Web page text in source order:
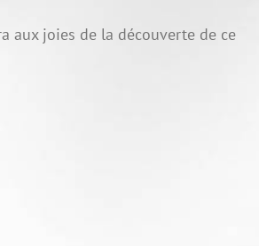
aux joies de la découverte de ce